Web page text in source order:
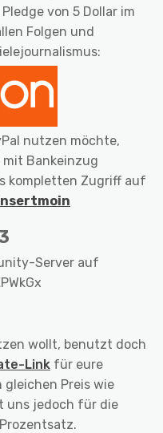
von 5 Dollar im
Folgen und
nutzen möchte,
Bankeinzug
kompletten Zugriff auf
Server auf
wollt, benutzt doch
Link für eure
Preis wie
uns jedoch für die